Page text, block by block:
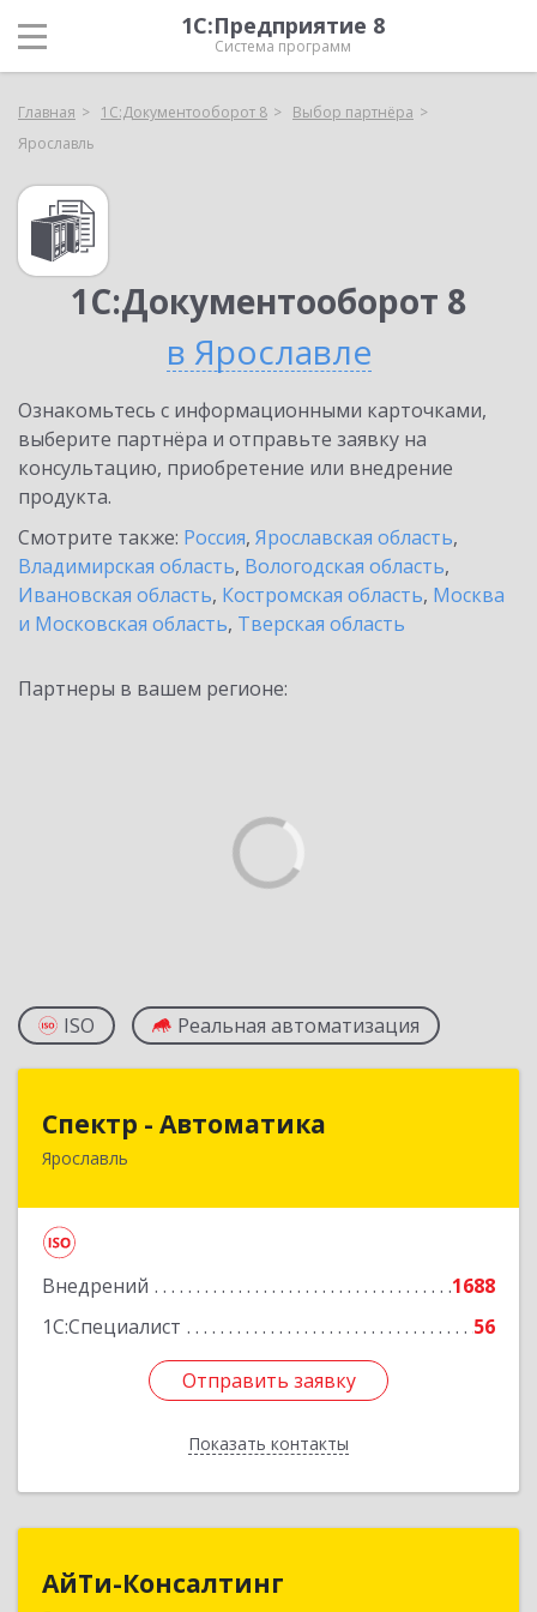
1С:Предприятие 8
Система программ
Главная 1С:Документооборот 8
Выбор партнёра
Ярославль
1С:Документооборот 8
в Ярославле
Ознакомьтесь с информационными карточками,
выберите партнёра и отправьте заявку на
консультацию, приобретение или внедрение
продукта.
Смотрите также: Россия, Ярославская область,
Владимирская область, Вологодская область,
Ивановская область, Костромская область, Москва
и Московская область, Тверская область
Партнеры в вашем регионе:
ISO Реальная автоматизация
Спектр - Автоматика
Ярославль
Внедрений
1688
1С:Специалист
56
Отправить заявку
Показать контакты
150054, Ярославская обл, Ярославль г, Щапова
Отправить заявку
Назад
АйТи-Консалтинг